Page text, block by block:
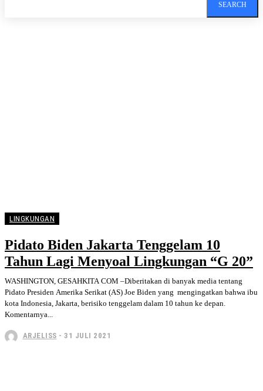
SEARCH
LINGKUNGAN
Pidato Biden Jakarta Tenggelam 10
Tahun Lagi Menyoal Lingkungan “G 20”
WASHINGTON, GESAHKITA COM –Diberitakan di banyak media tentang
Pidato Presiden Amerika Serikat (AS) Joe Biden yang mengingatkan bahwa ibu
kota Indonesia, Jakarta, berisiko tenggelam dalam 10 tahun ke depan.
Komentarnya...
ARJELISS - 31 JULI 2021